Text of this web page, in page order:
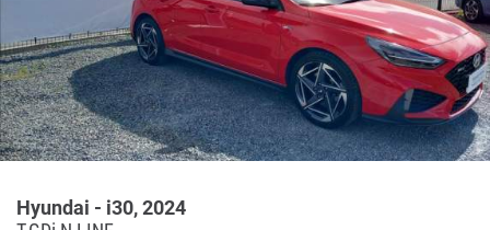
Hyundai - i30, 2024